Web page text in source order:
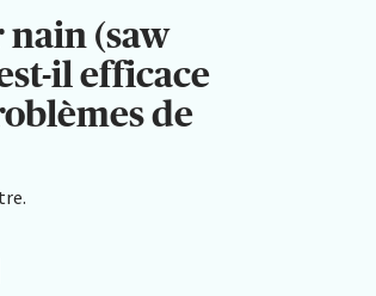
(saw
il efficace
de